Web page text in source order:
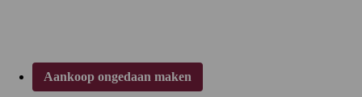
Aankoop ongedaan maken